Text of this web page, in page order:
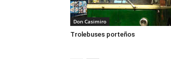
Don Casimiro
Trolebuses porteños